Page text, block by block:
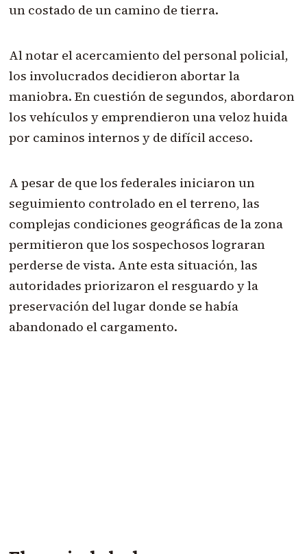
un costado de un camino de tierra.
Al notar el acercamiento del personal policial,
los involucrados decidieron abortar la
maniobra. En cuestión de segundos, abordaron
los vehículos y emprendieron una veloz huida
por caminos internos y de difícil acceso.
A pesar de que los federales iniciaron un
seguimiento controlado en el terreno, las
complejas condiciones geográficas de la zona
permitieron que los sospechosos lograran
perderse de vista. Ante esta situación, las
autoridades priorizaron el resguardo y la
preservación del lugar donde se había
abandonado el cargamento.